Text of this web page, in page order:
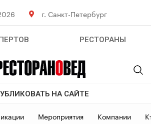
г. Санкт-Петербург
РЕСТОРАНЫ
НА САЙТЕ
Мероприятия Компании